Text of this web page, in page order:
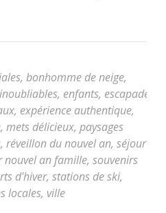
, bonhomme de neige,
, enfants, escapade
, expérience authentique,
, mets délicieux, paysages
, réveillon du nouvel an, séjour
nouvel an famille, souvenirs
d'hiver, stations de ski,
locales, ville